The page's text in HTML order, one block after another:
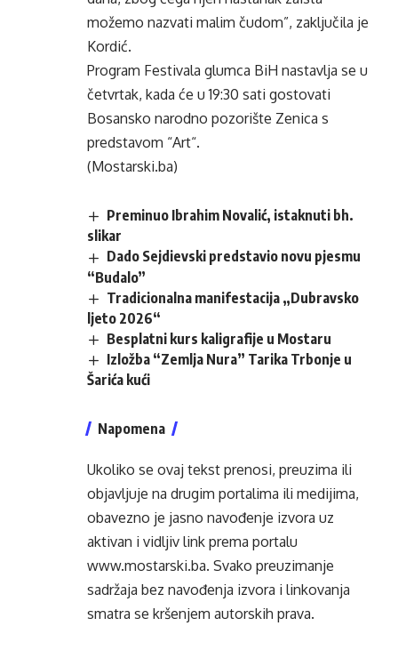
možemo nazvati malim čudom”, zaključila je
Kordić.
Program Festivala glumca BiH nastavlja se u
četvrtak, kada će u 19:30 sati gostovati
Bosansko narodno pozorište Zenica s
predstavom “Art“.
(Mostarski.ba)
Preminuo Ibrahim Novalić, istaknuti bh.
slikar
Dado Sejdievski predstavio novu pjesmu
“Budalo”
Tradicionalna manifestacija „Dubravsko
ljeto 2026“
Besplatni kurs kaligrafije u Mostaru
Izložba “Zemlja Nura” Tarika Trbonje u
Šarića kući
Napomena
Ukoliko se ovaj tekst prenosi, preuzima ili
objavljuje na drugim portalima ili medijima,
obavezno je jasno navođenje izvora uz
aktivan i vidljiv link prema portalu
www.mostarski.ba. Svako preuzimanje
sadržaja bez navođenja izvora i linkovanja
smatra se kršenjem autorskih prava.